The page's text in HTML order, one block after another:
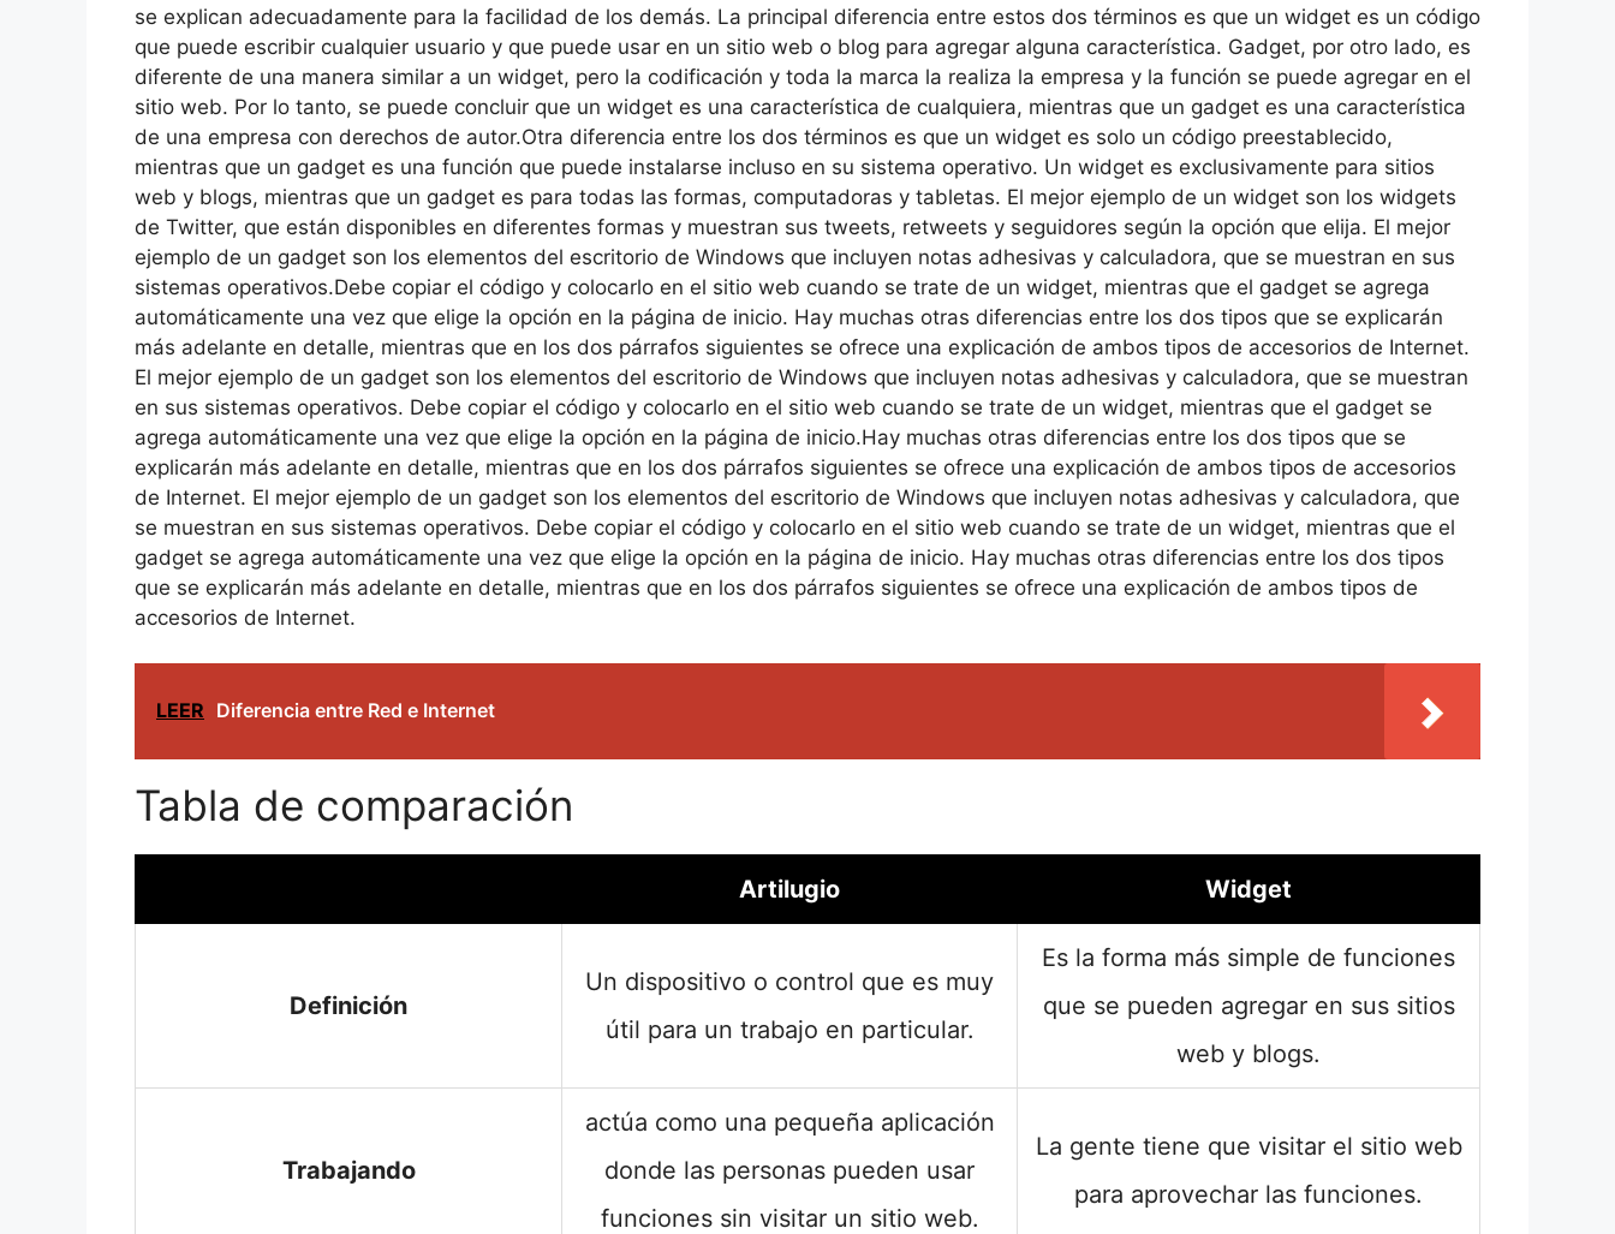
se explican adecuadamente para la facilidad de los demás. La principal diferencia entre estos dos términos es que un widget es un código
que puede escribir cualquier usuario y que puede usar en un sitio web o blog para agregar alguna característica. Gadget, por otro lado, es
diferente de una manera similar a un widget, pero la codificación y toda la marca la realiza la empresa y la función se puede agregar en el
sitio web. Por lo tanto, se puede concluir que un widget es una característica de cualquiera, mientras que un gadget es una característica
de una empresa con derechos de autor.Otra diferencia entre los dos términos es que un widget es solo un código preestablecido,
mientras que un gadget es una función que puede instalarse incluso en su sistema operativo. Un widget es exclusivamente para sitios
web y blogs, mientras que un gadget es para todas las formas, computadoras y tabletas. El mejor ejemplo de un widget son los widgets
de Twitter, que están disponibles en diferentes formas y muestran sus tweets, retweets y seguidores según la opción que elija. El mejor
ejemplo de un gadget son los elementos del escritorio de Windows que incluyen notas adhesivas y calculadora, que se muestran en sus
sistemas operativos.Debe copiar el código y colocarlo en el sitio web cuando se trate de un widget, mientras que el gadget se agrega
automáticamente una vez que elige la opción en la página de inicio. Hay muchas otras diferencias entre los dos tipos que se explicarán
más adelante en detalle, mientras que en los dos párrafos siguientes se ofrece una explicación de ambos tipos de accesorios de Internet.
El mejor ejemplo de un gadget son los elementos del escritorio de Windows que incluyen notas adhesivas y calculadora, que se muestran
en sus sistemas operativos. Debe copiar el código y colocarlo en el sitio web cuando se trate de un widget, mientras que el gadget se
agrega automáticamente una vez que elige la opción en la página de inicio.Hay muchas otras diferencias entre los dos tipos que se
explicarán más adelante en detalle, mientras que en los dos párrafos siguientes se ofrece una explicación de ambos tipos de accesorios
de Internet. El mejor ejemplo de un gadget son los elementos del escritorio de Windows que incluyen notas adhesivas y calculadora, que
se muestran en sus sistemas operativos. Debe copiar el código y colocarlo en el sitio web cuando se trate de un widget, mientras que el
gadget se agrega automáticamente una vez que elige la opción en la página de inicio. Hay muchas otras diferencias entre los dos tipos
que se explicarán más adelante en detalle, mientras que en los dos párrafos siguientes se ofrece una explicación de ambos tipos de
accesorios de Internet.
LEER Diferencia entre Red e Internet
Tabla de comparación
Artilugio Widget
Definición
Un dispositivo o control que es muy
útil para un trabajo en particular.
Es la forma más simple de funciones
que se pueden agregar en sus sitios
web y blogs.
Trabajando
actúa como una pequeña aplicación
donde las personas pueden usar
funciones sin visitar un sitio web.
La gente tiene que visitar el sitio web
para aprovechar las funciones.